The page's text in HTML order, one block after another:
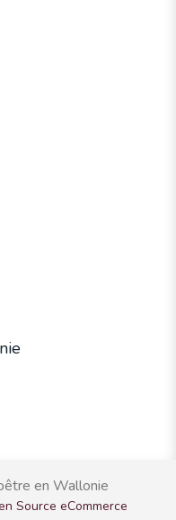
en Wallonie
Source eCommerce